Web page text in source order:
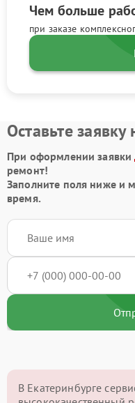
Чем больше
при заказе
Оставьте
При оформлении заявки
ремонт!
Заполните поля ниже и
время.
В Екатеринбурге